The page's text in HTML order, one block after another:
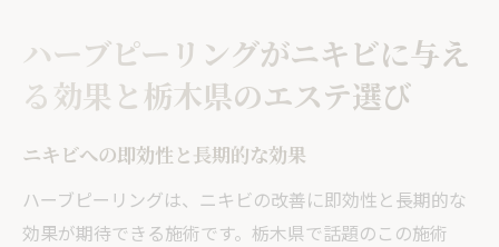
ハーブピーリングがニキビに与え
る効果と栃木県のエステ選び
ニキビへの即効性と長期的な効果
ハーブピーリングは、ニキビの改善に即効性と長期的な
効果が期待できる施術です。栃木県で話題のこの施術